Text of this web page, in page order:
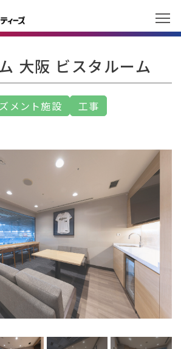
大阪 ビスタルーム
メント施設
工事